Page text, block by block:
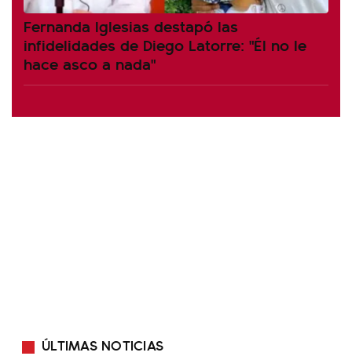
Fernanda Iglesias destapó las
infidelidades de Diego Latorre: "Él no le
hace asco a nada"
ÚLTIMAS NOTICIAS